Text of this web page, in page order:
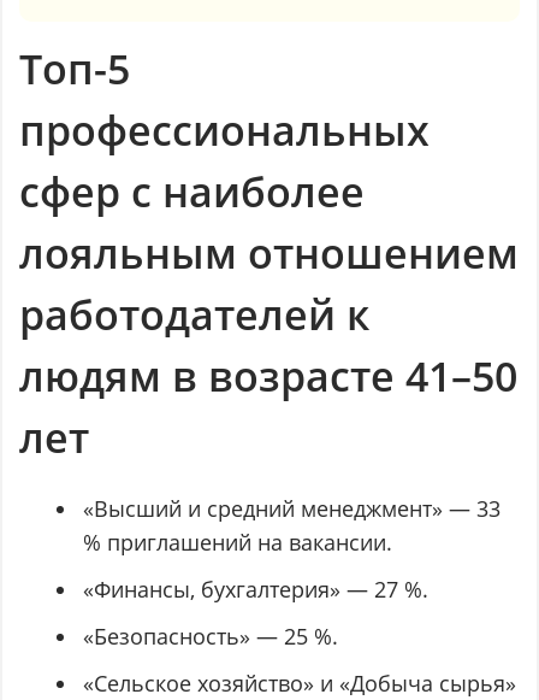
Топ-5
профессиональных
сфер с наиболее
лояльным отношением
работодателей к
людям в возрасте 41–50
лет
«Высший и средний менеджмент» — 33
% приглашений на вакансии.
«Финансы, бухгалтерия» — 27 %.
«Безопасность» — 25 %.
«Сельское хозяйство» и «Добыча сырья»